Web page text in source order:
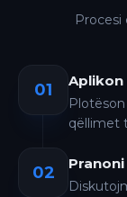
Procesi
01 Aplikon
qëllimet
02